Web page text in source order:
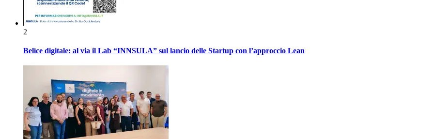
2
Belìce digitale: al via il Lab “INNSULA” sul lancio delle Startup con l’approccio Lean